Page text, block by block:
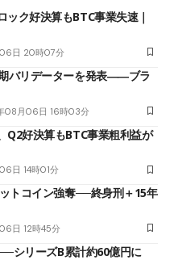
ック好決算もBTC事業失速｜
日 20時07分
バリデーターを発表――ブラ
08月06日 16時03分
Q2好決算もBTC事業粗利益が
日 14時01分
トコイン強奪──終身刑＋15年
日 12時45分
シリーズB累計約60億円に